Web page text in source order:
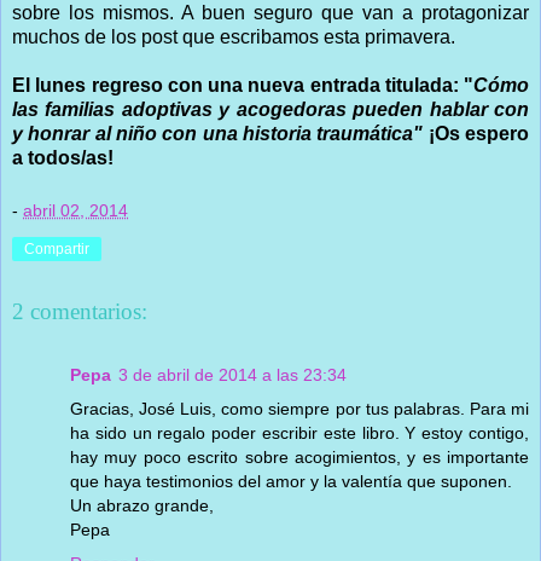
sobre los mismos. A buen seguro que van a protagonizar
muchos de los post que escribamos esta primavera.
El lunes regreso con una nueva entrada titulada: "Cómo
las familias adoptivas y acogedoras pueden hablar con
y honrar al niño con una historia traumática" ¡Os espero
a todos/as!
- abril 02, 2014
Compartir
2 comentarios:
Pepa 3 de abril de 2014 a las 23:34
Gracias, José Luis, como siempre por tus palabras. Para mi
ha sido un regalo poder escribir este libro. Y estoy contigo,
hay muy poco escrito sobre acogimientos, y es importante
que haya testimonios del amor y la valentía que suponen.
Un abrazo grande,
Pepa